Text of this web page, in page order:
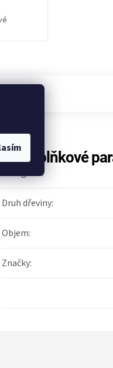
Doplňkové
Kategorie:
Druh dřeviny:
Objem:
Značky: